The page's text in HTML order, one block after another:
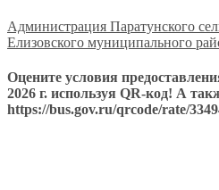
Администрация Паратунского
Елизовского муниципального
Оцените условия
2026 г. используя QR-код! А
https://bus.gov.ru/qrcode/rate/